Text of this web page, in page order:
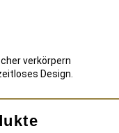
verkörpern
Design.